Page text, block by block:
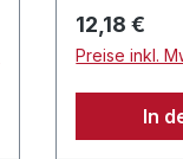
Regulärer
12,18 €
Preise inkl.
In